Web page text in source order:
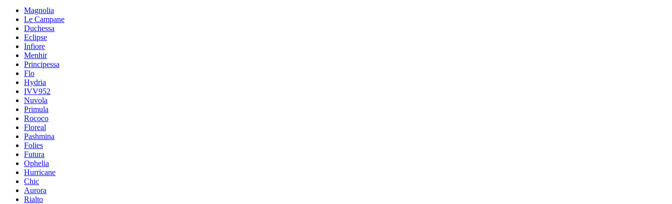
Magnolia
Le Campane
Duchessa
Eclipse
Infiore
Menhir
Principessa
Flo
Hydria
IVV952
Nuvola
Primula
Rococo
Floreal
Pashmina
Folies
Futura
Ophelia
Hurricane
Chic
Aurora
Rialto